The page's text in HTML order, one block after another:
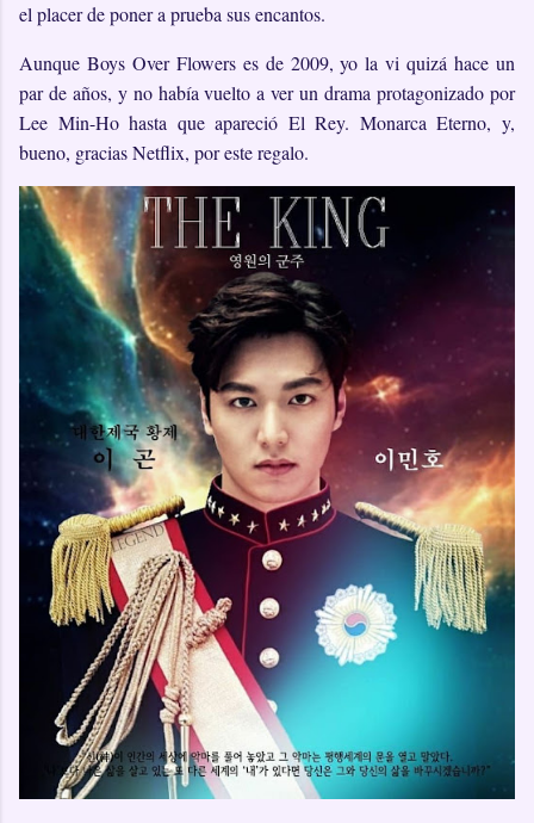
el placer de poner a prueba sus encantos.
Aunque Boys Over Flowers es de 2009, yo la vi quizá hace un
par de años, y no había vuelto a ver un drama protagonizado por
Lee Min-Ho hasta que apareció El Rey. Monarca Eterno, y,
bueno, gracias Netflix, por este regalo.